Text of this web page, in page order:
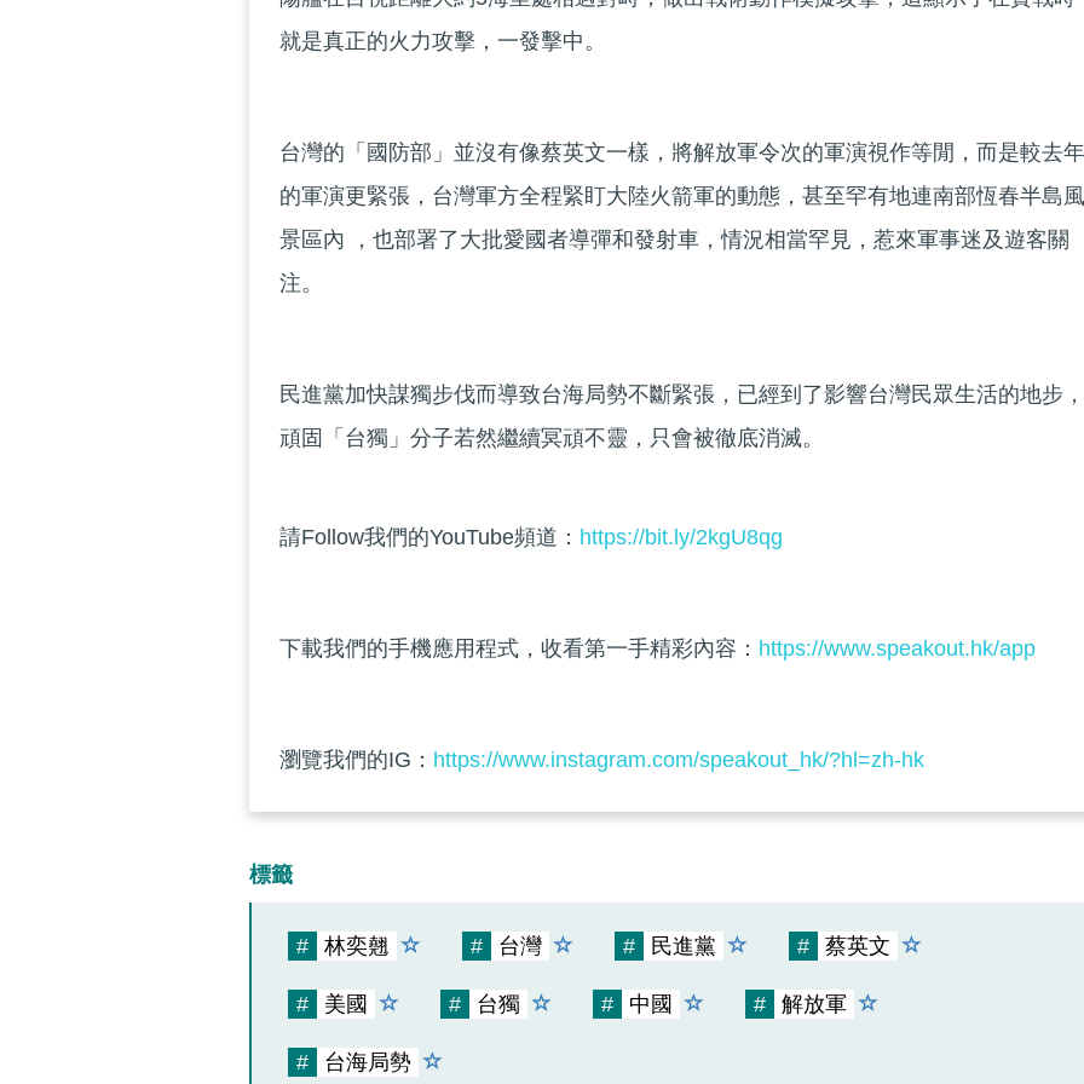
就是真正的火力攻擊，一發擊中。
台灣的「國防部」並沒有像蔡英文一樣，將解放軍令次的軍演視作等閒，而是較去年
的軍演更緊張，台灣軍方全程緊盯大陸火箭軍的動態，甚至罕有地連南部恆春半島風
景區內 ，也部署了大批愛國者導彈和發射車，情況相當罕見，惹來軍事迷及遊客關
注。
民進黨加快謀獨步伐而導致台海局勢不斷緊張，已經到了影響台灣民眾生活的地步，
頑固「台獨」分子若然繼續冥頑不靈，只會被徹底消滅。
請Follow我們的YouTube頻道： https://bit.ly/2kgU8qg
下載我們的手機應用程式，收看第一手精彩內容： https://www.speakout.hk/app
瀏覽我們的IG： https://www.instagram.com/speakout_hk/?hl=zh-hk
標籤
# 林奕翹 # 台灣 # 民進黨 # 蔡英文
# 美國 # 台獨 # 中國 # 解放軍
# 台海局勢